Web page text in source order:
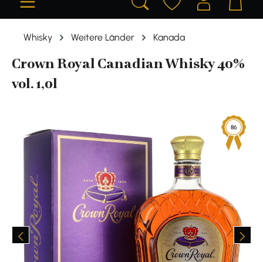
Whisky Weitere Länder Kanada
Crown Royal Canadian Whisky 40%
vol. 1,0l
86